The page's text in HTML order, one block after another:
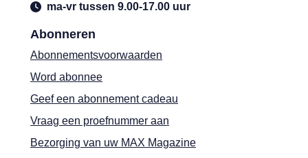
Abonneren
Abonnementsvoorwaarden
Word abonnee
Geef een abonnement cadeau
Vraag een proefnummer aan
Bezorging van uw MAX Magazine
ma-vr tussen 9.00-17.00 uur